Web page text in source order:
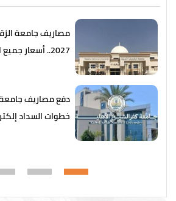
2027.. أسعار جميع الكليات
خطوات السداد